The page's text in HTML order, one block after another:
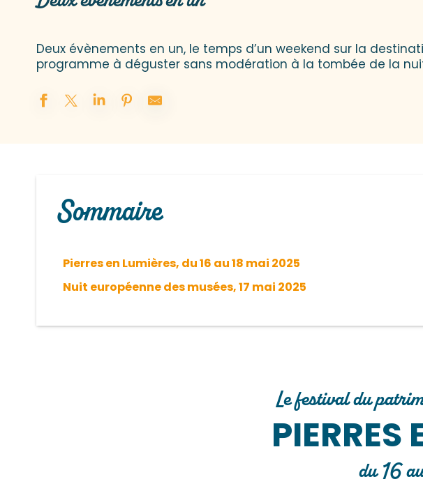
Deux évènements en un, le temps d’un weekend sur la
programme à déguster sans modération à la tombée de la
Sommaire
Pierres en Lumières, du 16 au 18 mai 2025
Nuit européenne des musées, 17 mai 2025
Le festival du
PIERRES
du 16